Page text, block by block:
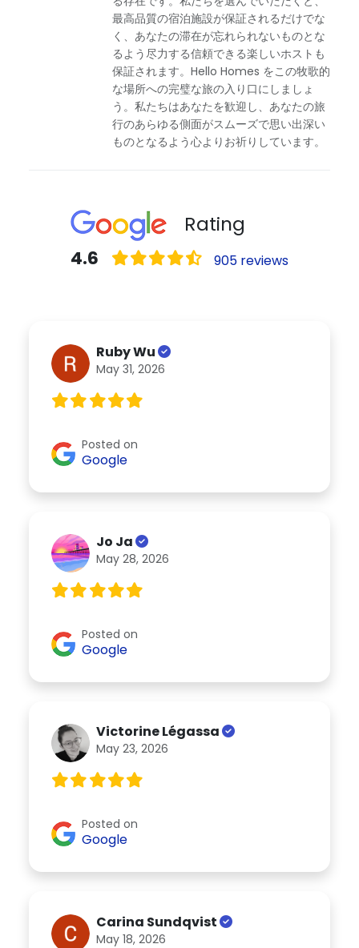
最高品質の宿泊施設が保証されるだけでな
く、あなたの滞在が忘れられないものとな
るよう尽力する信頼できる楽しいホストも
保証されます。Hello Homes をこの牧歌的
な場所への完璧な旅の入り口にしましょ
う。私たちはあなたを歓迎し、あなたの旅
行のあらゆる側面がスムーズで思い出深い
ものとなるよう心よりお祈りしています。
Rating
4.6 905 reviews
Ruby Wu
May 31, 2026
Posted on
Google
Jo Ja
May 28, 2026
Posted on
Google
Victorine Légassa
May 23, 2026
Posted on
Google
Carina Sundqvist
May 18, 2026